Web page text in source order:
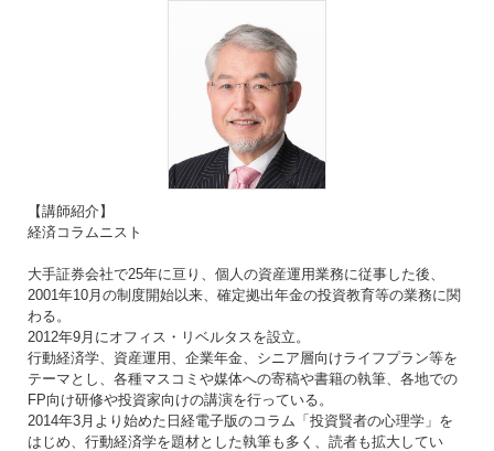
【講師紹介】
経済コラムニスト
大手証券会社で25年に亘り、個人の資産運用業務に従事した後、
2001年10月の制度開始以来、確定拠出年金の投資教育等の業務に関
わる。
2012年9月にオフィス・リベルタスを設立。
行動経済学、資産運用、企業年金、シニア層向けライフプラン等を
テーマとし、各種マスコミや媒体への寄稿や書籍の執筆、各地での
FP向け研修や投資家向けの講演を行っている。
2014年3月より始めた日経電子版のコラム「投資賢者の心理学」を
はじめ、行動経済学を題材とした執筆も多く、読者も拡大してい